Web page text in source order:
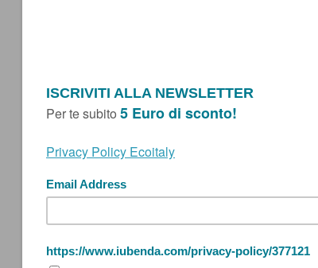
Il Cestone porta oggetti
eccellenza. Capiente e
più disparati in ogni
Marca:
Il Cestone porta oggetti
eccellenza. Capiente e